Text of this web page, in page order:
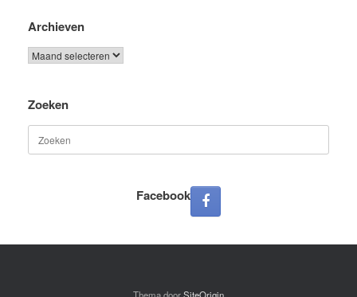
Archieven
Archieven
Zoeken
naar:
Facebook